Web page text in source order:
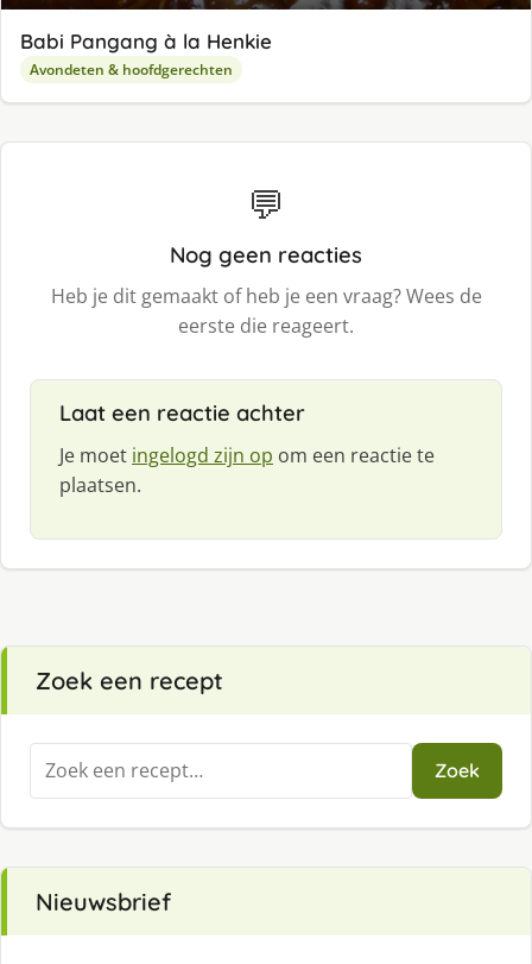
Babi Pangang à la Henkie
Avondeten & hoofdgerechten
💬
Nog geen reacties
Heb je dit gemaakt of heb je een vraag? Wees de
eerste die reageert.
Laat een reactie achter
Je moet ingelogd zijn op om een reactie te
plaatsen.
Zoek een recept
Zoeken
naar:
Zoek
Nieuwsbrief